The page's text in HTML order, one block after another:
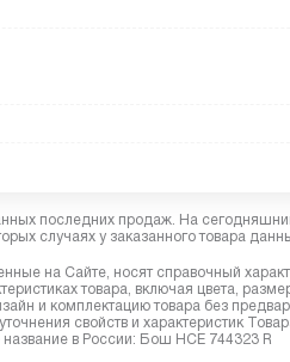
последних продаж. На
случаях у заказанного товара
на Сайте, носят справочный
товара, включая цвета,
и комплектацию товара без
свойств и характеристик
в России: Бош HCE 744323 R